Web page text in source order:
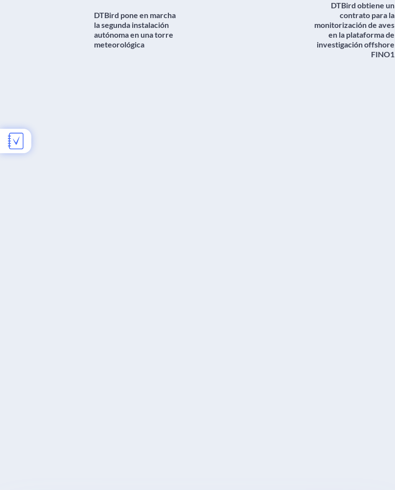
DTBird pone en marcha
la segunda instalación
autónoma en una torre
meteorológica
DTBird obtiene un
contrato para la
monitorización de aves
en la plataforma de
investigación offshore
FINO1